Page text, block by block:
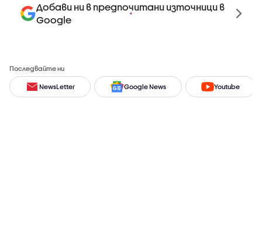
Добави ни в предпочитани източници в
Google
Последвайте ни
NewsLetter Google News Youtube